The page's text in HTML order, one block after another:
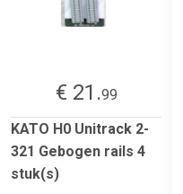
€ 21.99
KATO H0 Unitrack 2-
321 Gebogen rails 4
stuk(s)